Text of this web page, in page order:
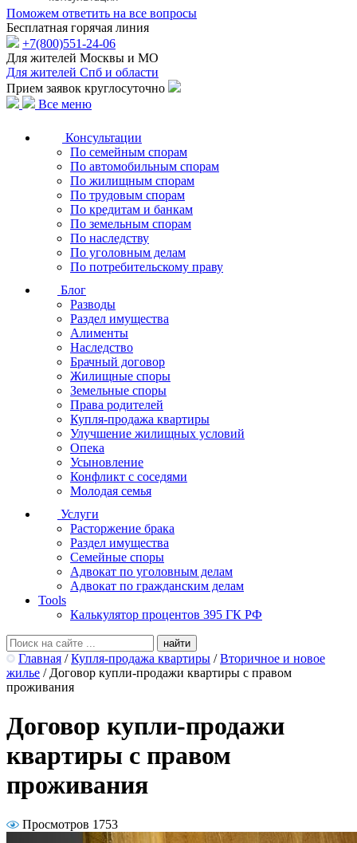
Поможем ответить на все вопросы
Бесплатная горячая линия
+7(800)551-24-06
Для жителей Москвы и МО
Для жителей Спб и области
Прием заявок круглосуточно
Все меню
Консультации
По семейным спорам
По автомобильным спорам
По жилищным спорам
По трудовым спорам
По кредитам и банкам
По земельным спорам
По наследству
По уголовным делам
По потребительскому праву
Блог
Разводы
Раздел имущества
Алименты
Наследство
Брачный договор
Жилищные споры
Земельные споры
Права родителей
Купля-продажа квартиры
Улучшение жилищных условий
Опека
Усыновление
Конфликт с соседями
Молодая семья
Услуги
Расторжение брака
Раздел имущества
Семейные споры
Адвокат по уголовным делам
Адвокат по гражданским делам
Tools
Калькулятор процентов 395 ГК РФ
Главная / Купля-продажа квартиры / Вторичное и новое
жилье / Договор купли-продажи квартиры с правом
проживания
Договор купли-продажи
квартиры с правом
проживания
Просмотров 1753